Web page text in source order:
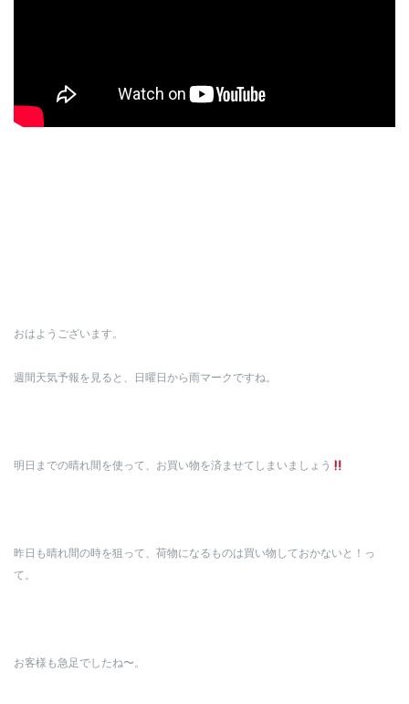
おはようございます。
週間天気予報を見ると、日曜日から雨マークですね。
明日までの晴れ間を使って、お買い物を済ませてしまいましょう
昨日も晴れ間の時を狙って、荷物になるものは買い物しておかないと！っ
て。
お客様も急足でしたね〜。